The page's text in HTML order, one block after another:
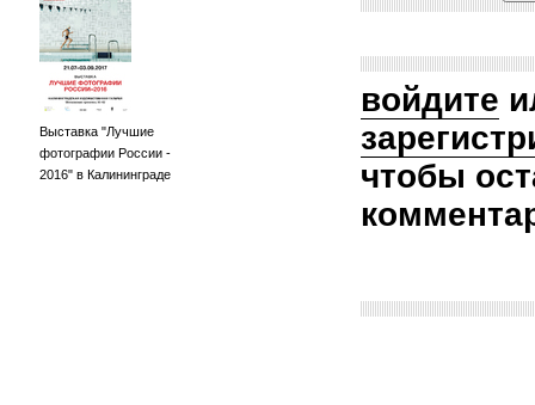
Выставка "Лучшие
фотографии России -
2016" в Калининграде
войдите
чтобы